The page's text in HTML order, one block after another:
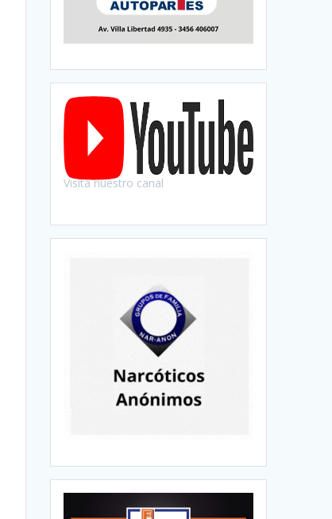
Visitá nuestro canal